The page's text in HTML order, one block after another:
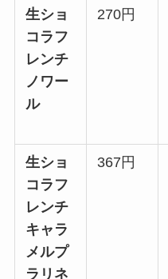
生ショ
コラフ
レンチ
ノワー
ル
270円
生ショ
コラフ
レンチ
キャラ
メルプ
ラリネ
367円